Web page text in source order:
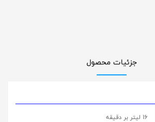
جزئیات محصول
16 لیتر بر دقیقه